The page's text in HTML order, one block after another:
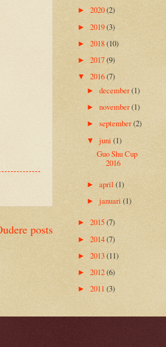
posts
► 2020(2)
► 2019(3)
► 2018(10)
► 2017(9)
▼ 2016(7)
►december(1)
►november(1)
►september(2)
▼juni(1)
Guo Shu Cup
2016
►april(1)
►januari(1)
► 2015(7)
► 2014(7)
► 2013(11)
► 2012(6)
► 2011 (3)